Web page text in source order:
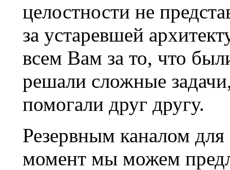
целостности не
за устаревшей
всем Вам за то, что
решали сложные
помогали друг другу.
Резервным каналом
момент мы можем